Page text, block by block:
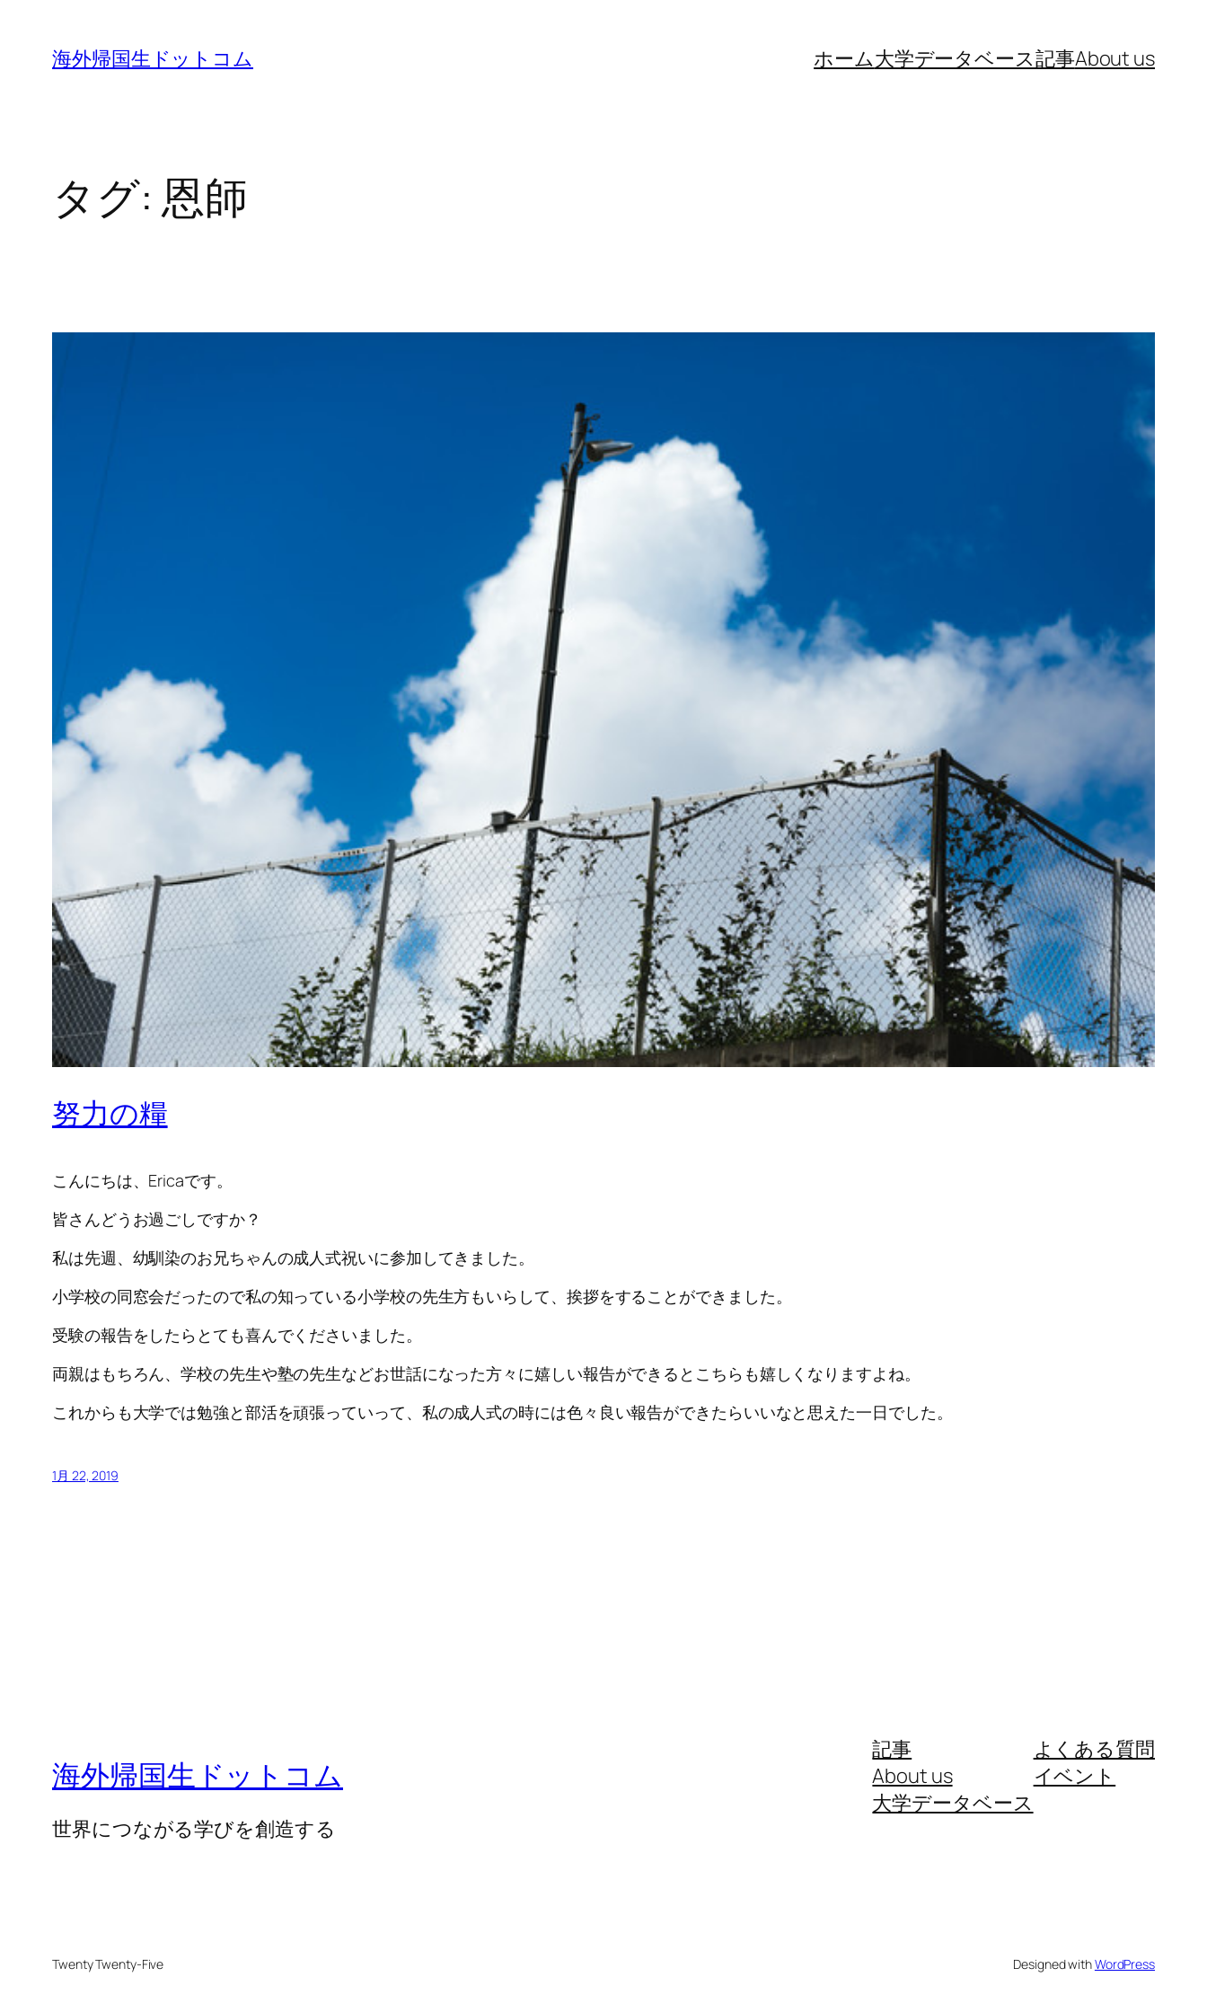
海外帰国生ドットコム ホーム大学データベース記事About us
タグ: 恩師
努力の糧
こんにちは、Ericaです。
皆さんどうお過ごしですか？
私は先週、幼馴染のお兄ちゃんの成人式祝いに参加してきました。
小学校の同窓会だったので私の知っている小学校の先生方もいらして、挨拶をすることができました。
受験の報告をしたらとても喜んでくださいました。
両親はもちろん、学校の先生や塾の先生などお世話になった方々に嬉しい報告ができるとこちらも嬉しくなりますよね。
これからも大学では勉強と部活を頑張っていって、私の成人式の時には色々良い報告ができたらいいなと思えた一日でした。
1月 22, 2019
海外帰国生ドットコム
世界につながる学びを創造する
記事
About us
大学データベース
よくある質問
イベント
Twenty Twenty-Five Designed withWordPress